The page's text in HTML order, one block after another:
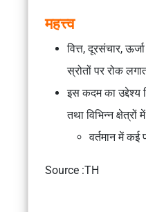
महत्त्व
वित्त, दूरसंचार,
स्रोतोंपर रोक
इस कदम का उद्देश्य
तथाविभिन्न
वर्तमान में कई
Source :TH